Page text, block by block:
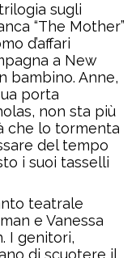
sugli
“The Mother”
d’affari
a New
bambino. Anne,
porta
non sta più
che lo tormenta
del tempo
i suoi tasselli
teatrale
e Vanessa
I genitori,
di scuotere il